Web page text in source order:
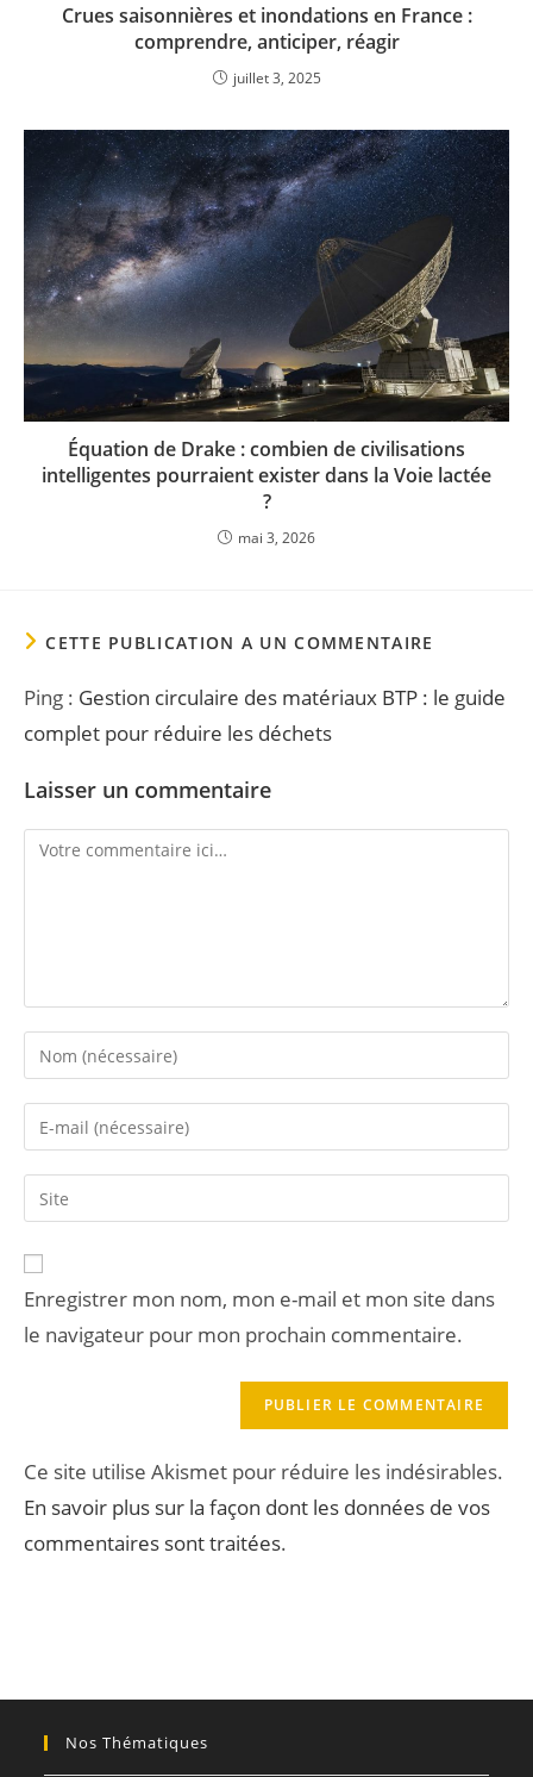
Crues saisonnières et inondations en France :
comprendre, anticiper, réagir
juillet 3, 2025
Équation de Drake : combien de civilisations
intelligentes pourraient exister dans la Voie lactée
?
mai 3, 2026
CETTE PUBLICATION A UN COMMENTAIRE
Ping : Gestion circulaire des matériaux BTP : le guide
complet pour réduire les déchets
Laisser un commentaire
Enregistrer mon nom, mon e-mail et mon site dans
le navigateur pour mon prochain commentaire.
Ce site utilise Akismet pour réduire les indésirables.
En savoir plus sur la façon dont les données de vos
commentaires sont traitées.
Nos Thématiques